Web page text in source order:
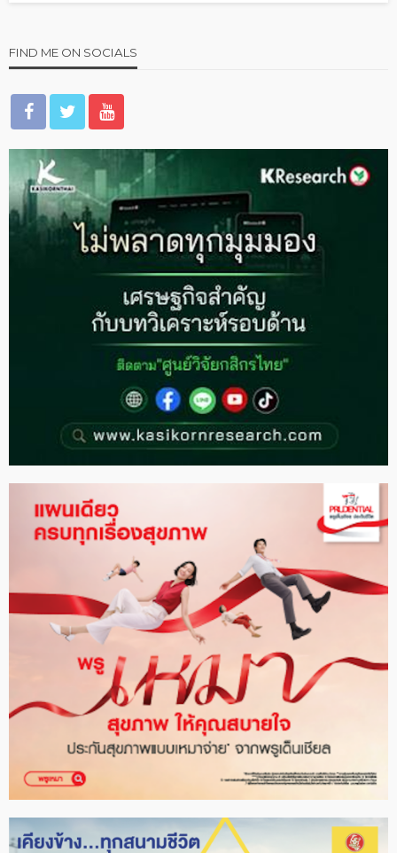
FIND ME ON SOCIALS